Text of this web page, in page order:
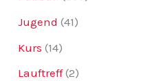
Jugend (41)
Kurs (14)
Lauftreff(2)